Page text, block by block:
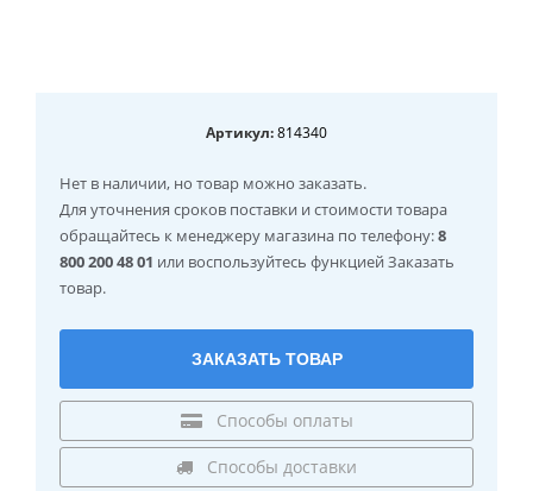
Артикул:814340
Нет в наличии, но товар можно заказать.
Для уточнения сроков поставки и стоимости товара
обращайтесь к менеджеру магазина по телефону:8
800 200 48 01 или воспользуйтесь функцией Заказать
товар.
ЗАКАЗАТЬ ТОВАР
Способы оплаты
Способы доставки